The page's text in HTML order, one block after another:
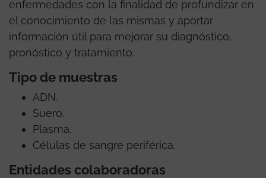
enfermedades con la finalidad de profundizar en
el conocimiento de las mismas y aportar
información útil para mejorar su diagnóstico,
pronóstico y tratamiento.
Tipo de muestras
ADN.
Suero.
Plasma.
Células de sangre periférica.
Entidades colaboradoras